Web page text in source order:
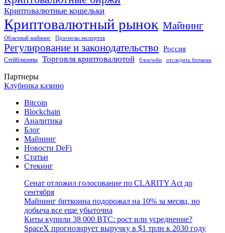
Криптовалютные кошельки
Криптовалютный рынок Майнинг
Облачный майнинг Прогнозы экспертов
Регулирование и законодательство Россия
Стейблкоины Торговля криптовалютой блокчейн отследить биткоин
Партнеры
Клубника казино
Bitcoin
Blockchain
Аналитика
Блог
Майнинг
Новости DeFi
Статьи
Стекинг
Сенат отложил голосование по CLARITY Act до
сентября
Майнинг биткоина подорожал на 10% за месяц, но
добыча все еще убыточна
Киты купили 38 000 BTC: рост или усреднение?
SpaceX прогнозирует выручку в $1 трлн к 2030 году